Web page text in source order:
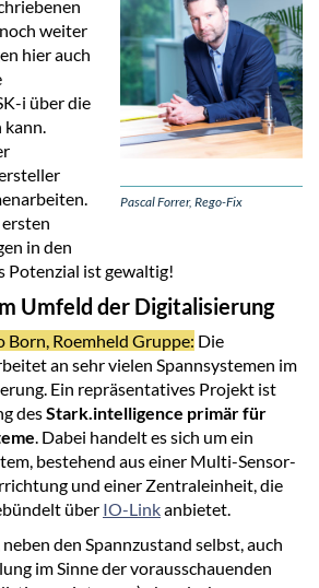
Pascal Forrer, Rego-Fix
weiter
hier auch
i über die
kann.
in den
Potenzial ist gewaltig!
Umfeld der Digitalisierung
Roemheld Gruppe: Die
an sehr vielen Spannsystemen im
Ein repräsentatives Projekt ist
desStark.intelligence primär für
. Dabei handelt es sich um ein
bestehend aus einer Multi-Sensor-
und einer Zentraleinheit, die
über IO-Linkanbietet.
den Spannzustand selbst, auch
im Sinne der vorausschauenden